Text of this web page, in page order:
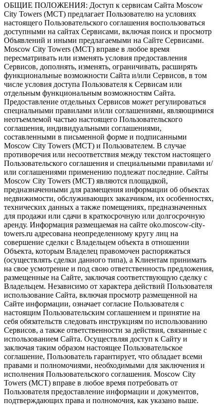
ОБЩИЕ ПОЛОЖЕНИЯ: Доступ к сервисам Сайта Moscow
City Towers (МСТ) предлагает Пользователю на условиях
настоящего Пользовательского соглашения воспользоваться
доступными на сайтах Сервисами, включая поиск и просмотр
Объявлений и иными предлагаемыми на Сайте Сервисами.
Moscow City Towers (МСТ) вправе в любое время
пересматривать или изменять условия предоставления
Сервисов, дополнять, изменять, ограничивать, расширять
функциональные возможности Сайта и/или Сервисов, в том
числе условия доступа Пользователя к Сервисам или
отдельным функциональным возможностям Сайта.
Предоставление отдельных Сервисов может регулироваться
специальными правилами и/или соглашениями, являющимися
неотъемлемой частью настоящего Пользовательского
соглашения, индивидуальными соглашениями,
составленными в письменной форме и подписанными
Moscow City Towers (МСТ) и Пользователем. В случае
противоречия или несоответствия между текстом настоящего
Пользовательского соглашения и специальными правилами и/
или соглашениями применению подлежат последние. Сайты
Moscow City Towers (МСТ) являются площадкой,
предназначенными для размещения информации об объектах
недвижимости, обслуживающих заказчиком, их особенностях,
технических данных а также помещениях, предназначенных
для продажи или сдачи в краткосрочную или долгосрочную
аренду. Информация размещаемая на сайте oko.moscow-city-
towers.ru адресована неопределенному кругу лиц на
совершение сделки с Владельцем объекта в отношении
Объекта, которым Владелец правомочен распоряжаться
(осуществлять сделки данного типа), а Клиентам принимать
на свое усмотрение и под свою ответственность предложения,
размещенные на Сайте, заключая соответствующую сделку с
Владельцем. Независимо от характера действий Пользователя
использование Сайта, включая просмотр размещенной на
Сайте информации, означает согласие Пользователя с
настоящим Пользовательским соглашением и принятие на
себя обязательств следовать инструкциям по использованию
Сервисов, а также ответственности за действия, связанные с
использованием Сайта. Осуществляя доступ к Сайту и
заключая таким образом настоящее Пользовательское
соглашение, Пользователь гарантирует, что обладает всеми
правами и полномочиями, необходимыми для заключения и
исполнения Пользовательского соглашения. Moscow City
Towers (МСТ) вправе в любое время потребовать от
Пользователя предоставление информации и документов,
подтверждающих права и полномочия, как указано выше.